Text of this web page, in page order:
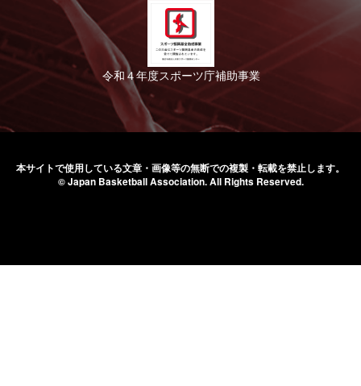
令和４年度スポーツ庁補助事業
本サイトで使用している文章・画像等の無断での複製・転載を禁止します。
© Japan Basketball Association.All Rights Reserved.